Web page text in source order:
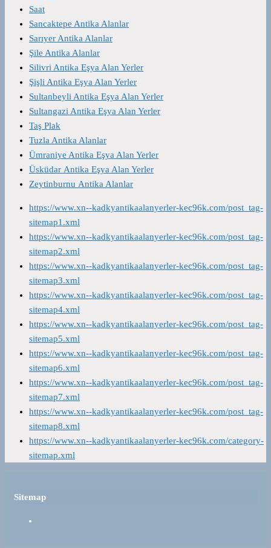
Saat
Sancaktepe Antika Alanlar
Sarıyer Antika Alanlar
Şile Antika Alanlar
Silivri Antika Eşya Alan Yerler
Şişli Antika Eşya Alan Yerler
Sultanbeyli Antika Eşya Alan Yerler
Sultangazi Antika Eşya Alan Yerler
Taş Plak
Tuzla Antika Alanlar
Ümraniye Antika Eşya Alan Yerler
Üsküdar Antika Eşya Alan Yerler
Zeytinburnu Antika Alanlar
https://www.xn--kadkyantikaalanyerler-kec96k.com/post_tag-
sitemap1.xml
https://www.xn--kadkyantikaalanyerler-kec96k.com/post_tag-
sitemap2.xml
https://www.xn--kadkyantikaalanyerler-kec96k.com/post_tag-
sitemap3.xml
https://www.xn--kadkyantikaalanyerler-kec96k.com/post_tag-
sitemap4.xml
https://www.xn--kadkyantikaalanyerler-kec96k.com/post_tag-
sitemap5.xml
https://www.xn--kadkyantikaalanyerler-kec96k.com/post_tag-
sitemap6.xml
https://www.xn--kadkyantikaalanyerler-kec96k.com/post_tag-
sitemap7.xml
https://www.xn--kadkyantikaalanyerler-kec96k.com/post_tag-
sitemap8.xml
https://www.xn--kadkyantikaalanyerler-kec96k.com/category-
sitemap.xml
Sitemap